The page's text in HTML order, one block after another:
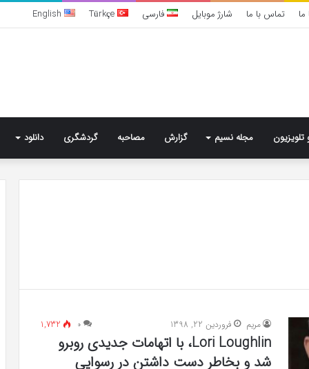
تماس با ما شارژ موبایل فارسی Türkçe
English
تلویزیون مجله نسیم گزارش مصاحبه گردشگری دانلود
مريم فروردین 22, 1398 ۰ 1,732
Lori Loughlin، با اتهامات جدیدی روبرو
شد و بخاطر دست داشتن در رسوایی
به شایعه‌های اخیر؛
دادگاه می‌دهم»
می‌شود؟
تشخیص سندرم پرادر-ویلی چگونه انجام
می‌شود؟